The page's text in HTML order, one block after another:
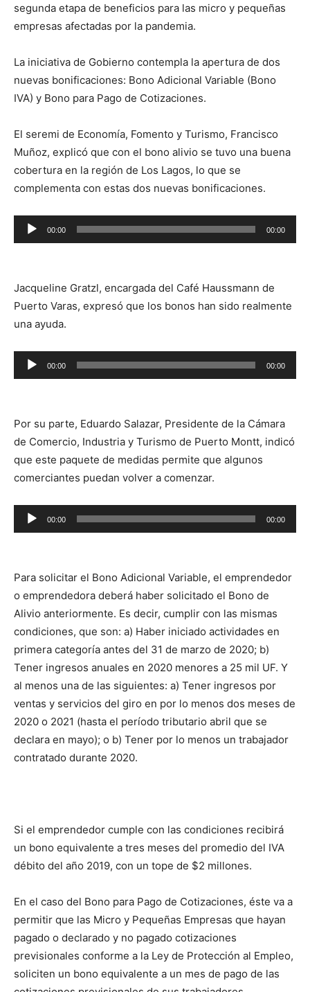
segunda etapa de beneficios para las micro y pequeñas
empresas afectadas por la pandemia.
La iniciativa de Gobierno contempla la apertura de dos
nuevas bonificaciones: Bono Adicional Variable (Bono
IVA) y Bono para Pago de Cotizaciones.
El seremi de Economía, Fomento y Turismo, Francisco
Muñoz, explicó que con el bono alivio se tuvo una buena
cobertura en la región de Los Lagos, lo que se
complementa con estas dos nuevas bonificaciones.
Reproductor
de
00:00 00:00
Jacqueline Gratzl, encargada del Café Haussmann de
Puerto Varas, expresó que los bonos han sido realmente
una ayuda.
Reproductor
de
00:00 00:00
Por su parte, Eduardo Salazar, Presidente de la Cámara
de Comercio, Industria y Turismo de Puerto Montt, indicó
que este paquete de medidas permite que algunos
comerciantes puedan volver a comenzar.
Reproductor
de
00:00 00:00
Para solicitar el Bono Adicional Variable, el emprendedor
o emprendedora deberá haber solicitado el Bono de
Alivio anteriormente. Es decir, cumplir con las mismas
condiciones, que son: a) Haber iniciado actividades en
primera categoría antes del 31 de marzo de 2020; b)
Tener ingresos anuales en 2020 menores a 25 mil UF. Y
al menos una de las siguientes: a) Tener ingresos por
ventas y servicios del giro en por lo menos dos meses de
2020 o 2021 (hasta el período tributario abril que se
declara en mayo); o b) Tener por lo menos un trabajador
contratado durante 2020.
Si el emprendedor cumple con las condiciones recibirá
un bono equivalente a tres meses del promedio del IVA
débito del año 2019, con un tope de $2 millones.
En el caso del Bono para Pago de Cotizaciones, éste va a
permitir que las Micro y Pequeñas Empresas que hayan
pagado o declarado y no pagado cotizaciones
previsionales conforme a la Ley de Protección al Empleo,
soliciten un bono equivalente a un mes de pago de las